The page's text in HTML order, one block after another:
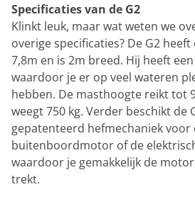
Specificaties van de G2
Klinkt leuk, maar wat weten we
overige specificaties? De G2
7,8m en is 2m breed. Hij heeft
waardoor je er op veel wateren
hebben. De masthoogte reikt tot
weegt 750 kg. Verder beschikt de
gepatenteerd hefmechaniek voor
buitenboordmotor of de
waardoor je gemakkelijk de
trekt.